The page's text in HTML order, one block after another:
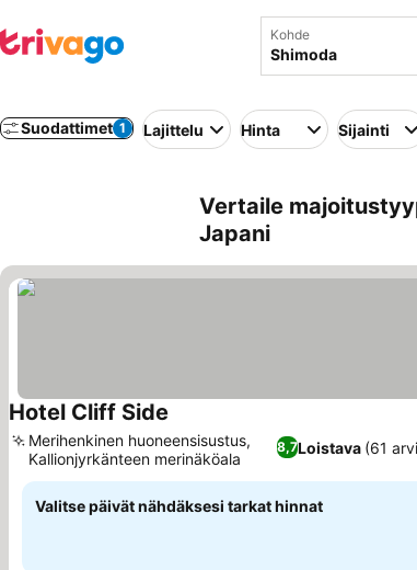
Kohde
Suodattimet 1 Lajittelu Hinta Sijainti
Vertaile
Japani
Hotel Cliff Side
8,7Loistava (61
Merihenkinen huoneensisustus,
Kallionjyrkänteen merinäköala
Valitse päivät nähdäksesi tarkat hinnat